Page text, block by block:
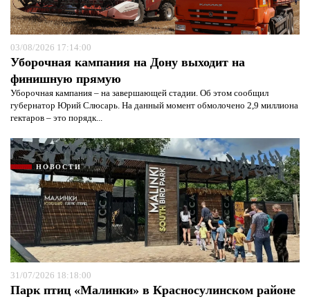
03/08/2026 17:14:00
Уборочная кампания на Дону выходит на
финишную прямую
Уборочная кампания – на завершающей стадии. Об этом сообщил
губернатор Юрий Слюсарь. На данный момент обмолочено 2,9 миллиона
гектаров – это порядк...
НОВОСТИ
31/07/2026 18:18:00
Парк птиц «Малинки» в Красносулинском районе